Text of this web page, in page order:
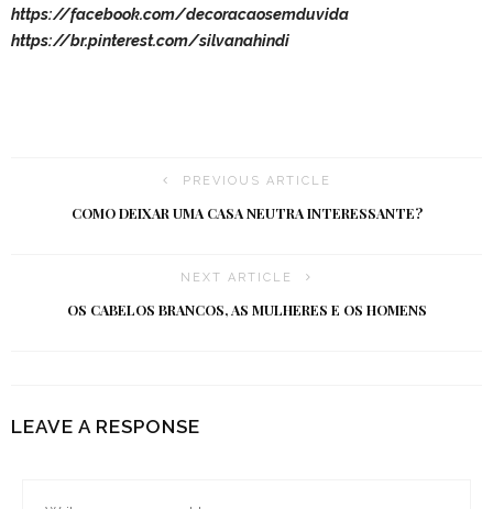
https://facebook.com/decoracaosemduvida
https://br.pinterest.com/silvanahindi
PREVIOUS ARTICLE
COMO DEIXAR UMA CASA NEUTRA INTERESSANTE?
NEXT ARTICLE
OS CABELOS BRANCOS, AS MULHERES E OS HOMENS
LEAVE A RESPONSE